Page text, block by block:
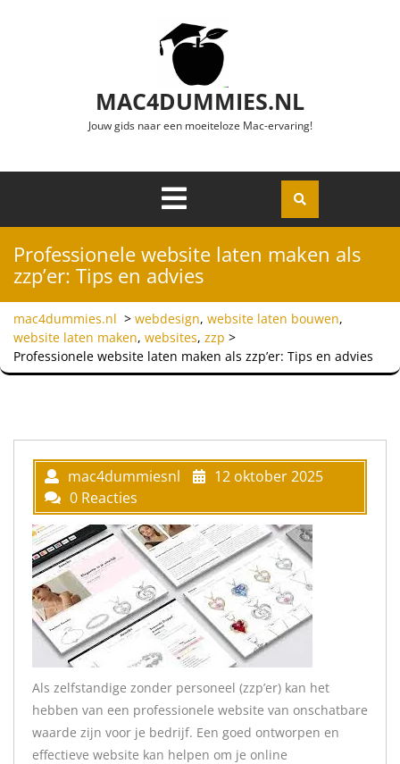
MAC4DUMMIES.NL
Jouw gids naar een moeiteloze Mac-ervaring!
Openen
Professionele website laten maken als
zzp’er: Tips en advies
mac4dummies.nl > webdesign, website laten bouwen,
website laten maken, websites, zzp >
Professionele website laten maken als zzp’er: Tips en advies
mac4dummiesnl
12 oktober 2025
0 Reacties
Als zelfstandige zonder personeel (zzp’er) kan het
hebben van een professionele website van onschatbare
waarde zijn voor je bedrijf. Een goed ontworpen en
effectieve website kan helpen om je online